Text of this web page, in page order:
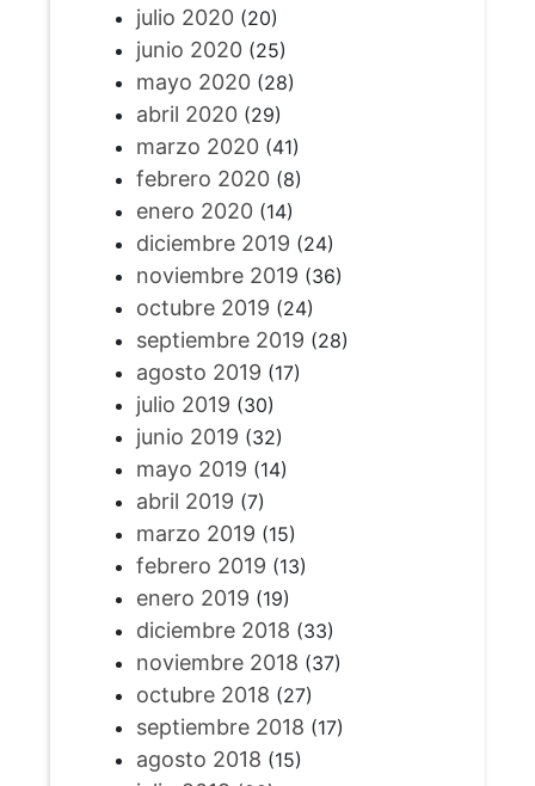
julio 2020(20)
junio 2020(25)
mayo 2020(28)
abril 2020(29)
marzo 2020(41)
febrero 2020(8)
enero 2020(14)
diciembre 2019 (24)
noviembre 2019 (36)
octubre 2019 (24)
septiembre 2019 (28)
agosto 2019 (17)
julio 2019 (30)
junio 2019 (32)
mayo 2019 (14)
abril 2019 (7)
marzo 2019 (15)
febrero 2019 (13)
enero 2019 (19)
diciembre 2018 (33)
noviembre 2018 (37)
octubre 2018 (27)
septiembre 2018 (17)
agosto 2018 (15)